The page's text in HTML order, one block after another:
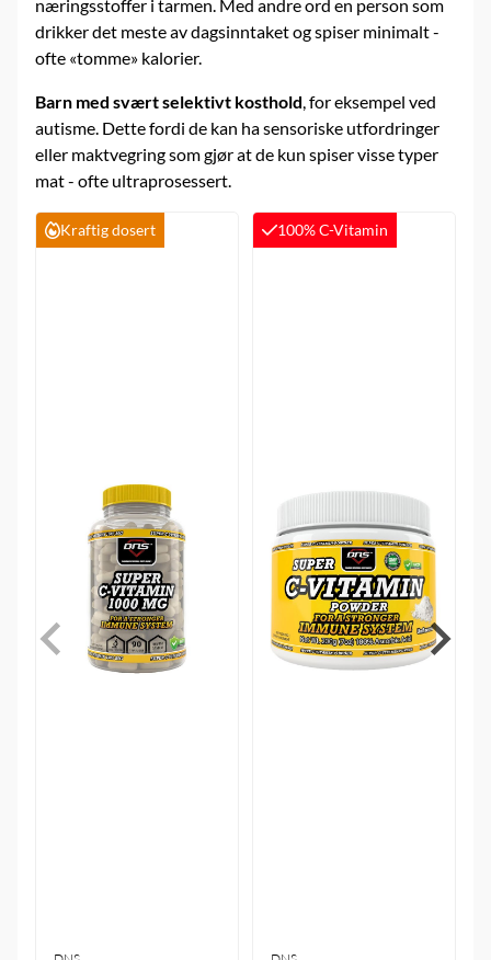
næringsstoffer i tarmen. Med andre ord en person som
drikker det meste av dagsinntaket og spiser minimalt -
ofte «tomme» kalorier.
Barn med svært selektivt kosthold , for eksempel ved
autisme. Dette fordi de kan ha sensoriske utfordringer
eller maktvegring som gjør at de kun spiser visse typer
mat - ofte ultraprosessert.
Kraftig dosert 100% C-Vitamin